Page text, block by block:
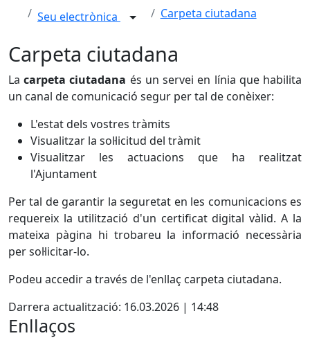
Seu electrònica Carpeta ciutadana
Carpeta ciutadana
Lacarpeta ciutadana és un servei en línia que habilita
un canal de comunicació segur per tal de conèixer:
L'estat dels vostres tràmits
Visualitzar la sol·licitud del tràmit
Visualitzar les actuacions que ha realitzat
l'Ajuntament
Per tal de garantir la seguretat en les comunicacions es
requereix la utilització d'un certificat digital vàlid. A la
mateixa pàgina hi trobareu la informació necessària
per sol·licitar-lo.
Podeu accedir a través de l'enllaç carpeta ciutadana.
Darrera actualització: 16.03.2026 | 14:48
Enllaços